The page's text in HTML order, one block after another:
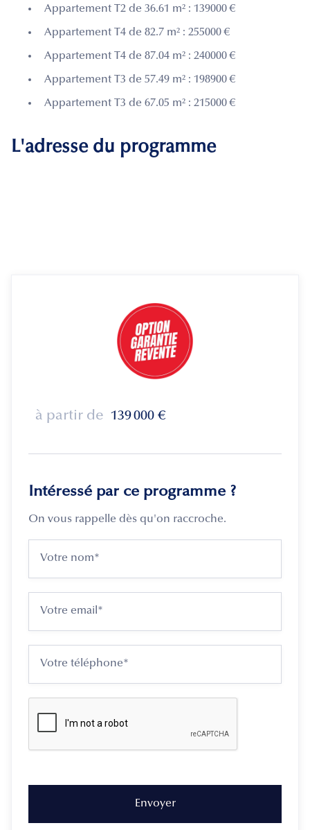
Appartement T2 de 36.61 m² : 139000 €
Appartement T4 de 82.7 m² : 255000 €
Appartement T4 de 87.04 m² : 240000 €
Appartement T3 de 57.49 m² : 198900 €
Appartement T3 de 67.05 m² : 215000 €
L'adresse du programme
à partir de 139 000 €
Intéressé par ce programme ?
On vous rappelle dès qu'on raccroche.